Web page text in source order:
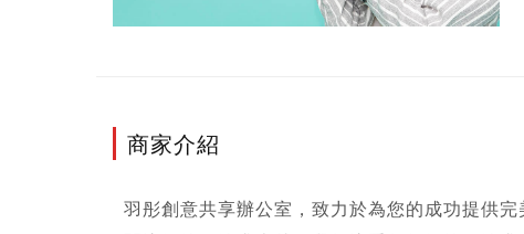
商家介紹
羽彤創意共享辦公室 ，致力於為您的成功提供完